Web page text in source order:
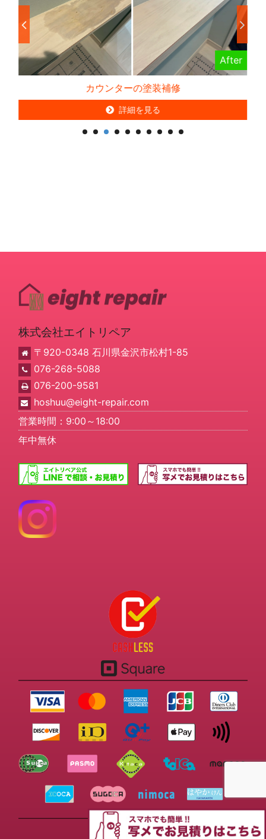
After
カウンターの塗装補修
詳細を見る
詳細を見る
株式会社エイトリペア
〒920-0348 石川県金沢市松村1-85
076-268-5088
076-200-9581
hoshuu@eight-repair.com
営業時間：9:00～18:00
年中無休